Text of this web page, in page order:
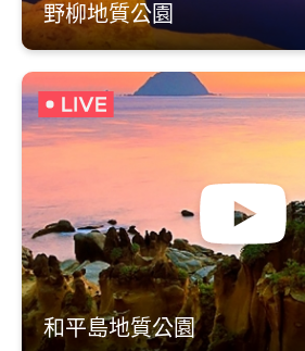
野柳地質公園
和平島地質公園